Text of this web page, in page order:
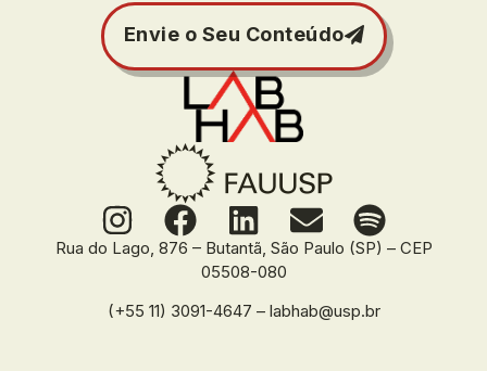
Rua do Lago, 876 – Butantã, São Paulo (SP) – CEP
05508-080
(+55 11) 3091-4647 – labhab@usp.br
Envie o Seu Conteúdo